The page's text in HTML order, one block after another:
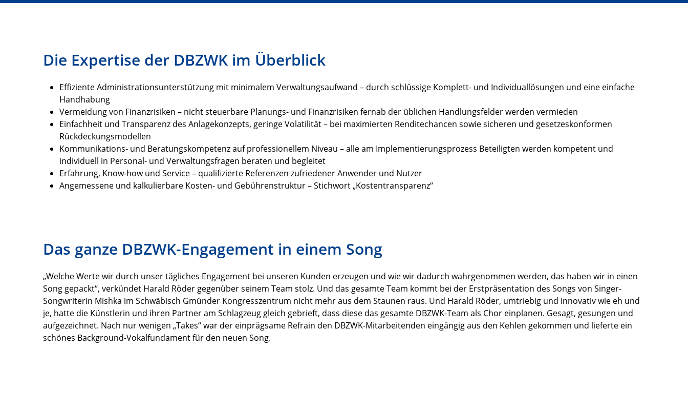
Die Expertise der DBZWK im Überblick
Effiziente Administrationsunterstützung mit minimalem Verwaltungsaufwand – durch schlüssige Komplett- und Individuallösungen und eine einfache
Handhabung
Vermeidung von Finanzrisiken – nicht steuerbare Planungs- und Finanzrisiken fernab der üblichen Handlungsfelder werden vermieden
Einfachheit und Transparenz des Anlagekonzepts, geringe Volatilität – bei maximierten Renditechancen sowie sicheren und gesetzeskonformen
Rückdeckungsmodellen
Kommunikations- und Beratungskompetenz auf professionellem Niveau – alle am Implementierungsprozess Beteiligten werden kompetent und
individuell in Personal- und Verwaltungsfragen beraten und begleitet
Erfahrung, Know-how und Service – qualifizierte Referenzen zufriedener Anwender und Nutzer
Angemessene und kalkulierbare Kosten- und Gebührenstruktur – Stichwort „Kostentransparenz“
Das ganze DBZWK-Engagement in einem Song
„Welche Werte wir durch unser tägliches Engagement bei unseren Kunden erzeugen und wie wir dadurch wahrgenommen werden, das haben wir in einen
Song gepackt“, verkündet Harald Röder gegenüber seinem Team stolz. Und das gesamte Team kommt bei der Erstpräsentation des Songs von Singer-
Songwriterin Mishka im Schwäbisch Gmünder Kongresszentrum nicht mehr aus dem Staunen raus. Und Harald Röder, umtriebig und innovativ wie eh und
je, hatte die Künstlerin und ihren Partner am Schlagzeug gleich gebrieft, dass diese das gesamte DBZWK-Team als Chor einplanen. Gesagt, gesungen und
aufgezeichnet. Nach nur wenigen „Takes“ war der einprägsame Refrain den DBZWK-Mitarbeitenden eingängig aus den Kehlen gekommen und lieferte ein
schönes Background-Vokalfundament für den neuen Song.